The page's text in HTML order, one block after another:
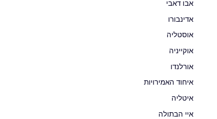
אבו דאבי
אדינבורו
אוסטליה
אוקייניה
אורלנדו
איחוד האמירויות
איטליה
איי הבתולה